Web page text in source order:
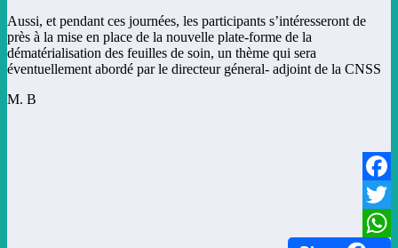
Aussi, et pendant ces journées, les participants s’intéresseront de
près à la mise en place de la nouvelle plate-forme de la
dématérialisation des feuilles de soin, un thème qui sera
éventuellement abordé par le directeur géneral- adjoint de la CNSS
M. B
Facebook
Twitter